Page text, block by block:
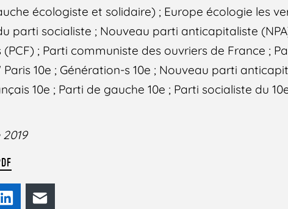
écologiste et solidaire) ; Europe écologie les
parti socialiste ; Nouveau parti anticapitaliste
; Parti communiste des ouvriers de France ;
Paris 10e ; Génération-s 10e ; Nouveau parti
10e ; Parti de gauche 10e ; Parti socialiste du
LinkedIn